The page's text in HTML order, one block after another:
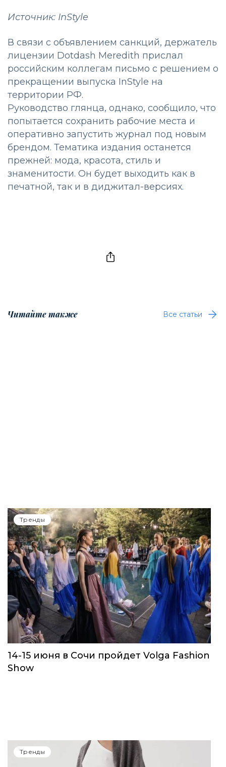
Источник: InStyle
В связи с объявлением санкций, держатель
лицензии Dotdash Meredith прислал
российским коллегам письмо с решением о
прекращении выпуска InStyle на
территории РФ.
Руководство глянца, однако, сообщило, что
попытается сохранить рабочие места и
оперативно запустить журнал под новым
брендом. Тематика издания останется
прежней: мода, красота, стиль и
знаменитости. Он будет выходить как в
печатной, так и в диджитал-версиях.
Читайте также Все статьи
Тренды
14-15 июня в Сочи пройдет Volga Fashion
Show
Тренды